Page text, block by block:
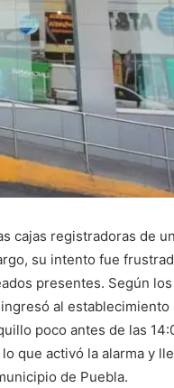
cajas registradoras de
su intento fue
presentes. Según los
al establecimiento
poco antes de las
que activó la alarma y
de Puebla.